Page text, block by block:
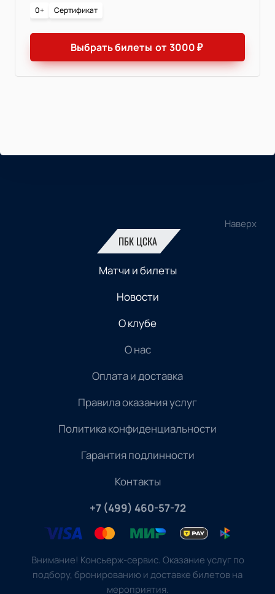
0+ Сертификат
Выбрать билеты от 3000₽
Наверх
ПБК ЦСКА
Матчи и билеты
Новости
О клубе
О нас
Оплата и доставка
Правила оказания услуг
Политика конфиденциальности
Гарантия подлинности
Контакты
+7 (499) 460-57-72
Внимание! Консьерж-сервис. Оказание услуг по
подбору, бронированию и доставке билетов на
мероприятия.